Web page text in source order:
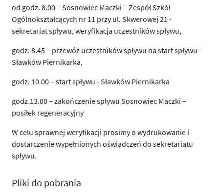
od godz. 8.00 – Sosnowiec Maczki – Zespół Szkół
Ogólnokształcących nr 11 przy ul. Skwerowej 21 -
sekretariat spływu, weryfikacja uczestników spływu,
godz. 8.45 – przewóz uczestników spływu na start spływu –
Sławków Piernikarka,
godz. 10.00 – start spływu - Sławków Piernikarka
godz.13.00 – zakończenie spływu Sosnowiec Maczki –
posiłek regeneracyjny
W celu sprawnej weryfikacji prosimy o wydrukowanie i
dostarczenie wypełnionych oświadczeń do sekretariatu
spływu.
Pliki do pobrania